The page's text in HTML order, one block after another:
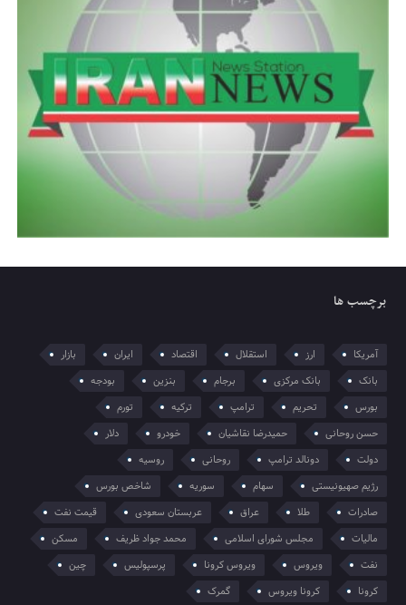
برچسب ها
آمریکا ارز استقلال اقتصاد ایران
بازار
بانک
بانک مرکزی برجام بنزین
بودجه
بورس
تحریم ترامپ ترکیه
تورم
حسن روحانی
حمیدرضا نقاشیان خودرو
دلار
دولت
دونالد ترامپ روحانی
روسیه
رژیم صهیونیستی
سهام سوریه
شاخص بورس
صادرات
طلا عراق عربستان سعودی
قیمت نفت
مالیات
مجلس شورای اسلامی محمد جواد ظریف
مسکن
نفت
ویروس ویروس کرونا پرسپولیس
چین
کرونا
کرونا ویروس گمرک